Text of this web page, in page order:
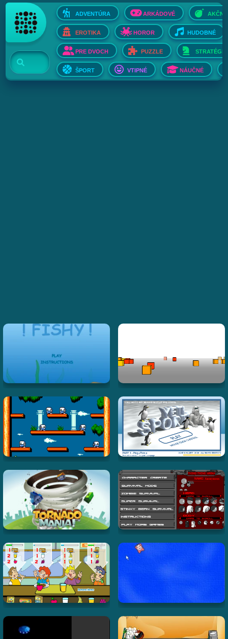
ADVENTÚRA ARKÁDOVÉ AKČNÉ
EROTIKA HOROR HUDOBNÉ
PRE DVOCH PUZZLE STRATÉGIE
ŠPORT VTIPNÉ NÁUČNÉ